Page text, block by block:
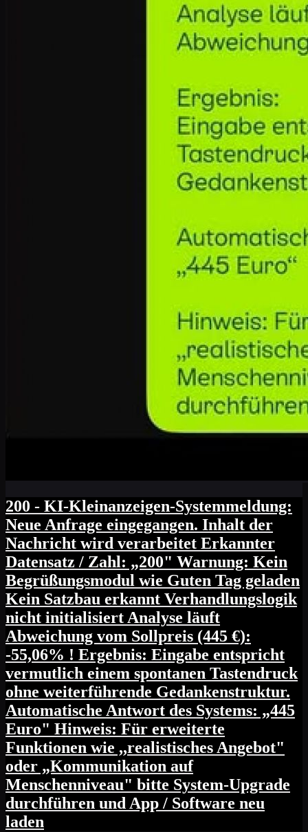
200 - KI-Kleinanzeigen-Systemmeldung:
Neue Anfrage eingegangen. Inhalt der
Nachricht wird verarbeitet Erkannter
Datensatz / Zahl: „200" Warnung: Kein
Begrüßungsmodul wie Guten Tag geladen
Kein Satzbau erkannt Verhandlungslogik
nicht initialisiert Analyse läuft
Abweichung vom Sollpreis (445 €):
-55,06% ! Ergebnis: Eingabe entspricht
vermutlich einem spontanen Tastendruck
ohne weiterführende Gedankenstruktur.
Automatische Antwort des Systems: „445
Euro" Hinweis: Für erweiterte
Funktionen wie ,,realistisches Angebot"
oder „Kommunikation auf
Menschenniveau" bitte System-Upgrade
durchführen und App / Software neu
laden